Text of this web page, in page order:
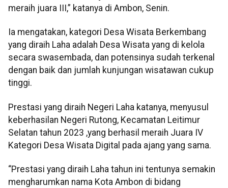
meraih juara III,” katanya di Ambon, Senin.
Ia mengatakan, kategori Desa Wisata Berkembang
yang diraih Laha adalah Desa Wisata yang di kelola
secara swasembada, dan potensinya sudah terkenal
dengan baik dan jumlah kunjungan wisatawan cukup
tinggi.
Prestasi yang diraih Negeri Laha katanya, menyusul
keberhasilan Negeri Rutong, Kecamatan Leitimur
Selatan tahun 2023 ,yang berhasil meraih Juara IV
Kategori Desa Wisata Digital pada ajang yang sama.
“Prestasi yang diraih Laha tahun ini tentunya semakin
mengharumkan nama Kota Ambon di bidang